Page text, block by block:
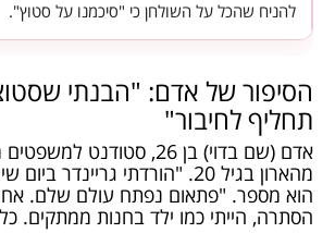
להניח שהכל על השולחן כי "סיכמנו על סטוץ".
הסיפור של אדם: "הבנתי
תחליף לחיבור"
אדם (שם בדוי) בן 26, סטודנט
מהארון בגיל 20. "הורדתי גריינדר
הוא מספר. "פתאום נפתח עולם שלם.
הסתרה, הייתי כמו ילד בחנות ממתקים.